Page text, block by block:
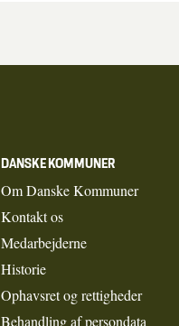
DANSKE KOMMUNER
Om Danske Kommuner
Kontakt os
Medarbejderne
Historie
Ophavsret og rettigheder
Behandling af persondata